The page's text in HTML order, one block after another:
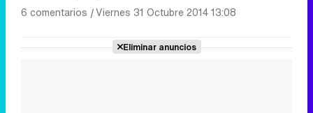
6 comentarios |Viernes 31 Octubre 2014 13:08
Eliminar anuncios